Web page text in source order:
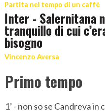
Partita nel tempo di un caffè
Inter - Salernitana
tranquillo di cui
bisogno
Vincenzo Aversa
Primo tempo
1’ - non so se Candreva in